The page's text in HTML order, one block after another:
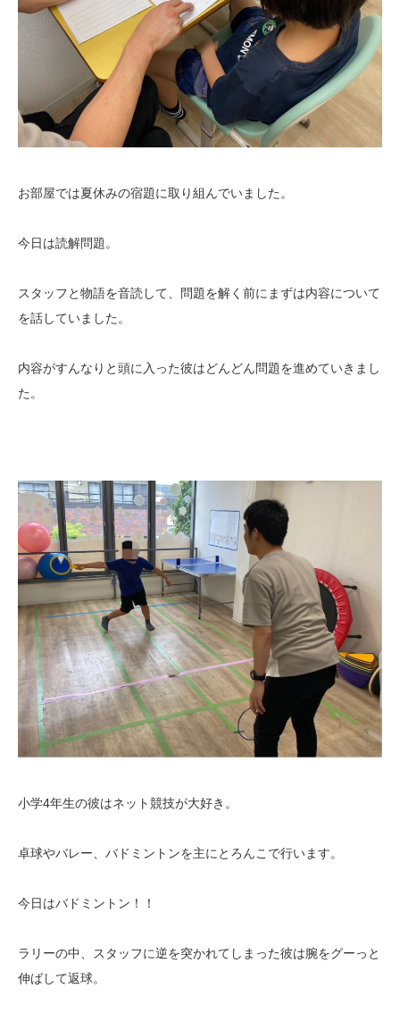
お部屋では夏休みの宿題に取り組んでいました。
今日は読解問題。
スタッフと物語を音読して、問題を解く前にまずは内容について
を話していました。
内容がすんなりと頭に入った彼はどんどん問題を進めていきまし
た。
小学4年生の彼はネット競技が大好き。
卓球やバレー、バドミントンを主にとろんこで行います。
今日はバドミントン！！
ラリーの中、スタッフに逆を突かれてしまった彼は腕をグーっと
伸ばして返球。